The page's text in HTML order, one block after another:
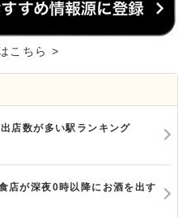
こちら >
店数が多い駅ランキング
店が深夜0時以降にお酒を出す